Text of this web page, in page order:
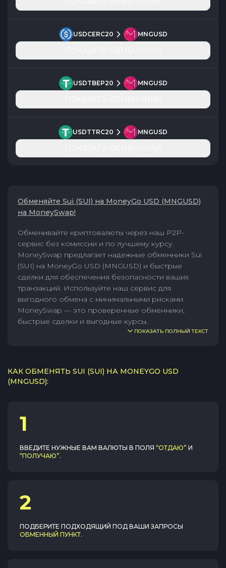
USDCERC20 MNGUSD
USDTBEP20 MNGUSD
USDTTRC20 MNGUSD
Обменяйте Sui (SUI) на MoneyGo USD (MNGUSD)
на MoneySwap!
Обменивайте криптовалюты через наш P2P-
сервис без комиссии и по лучшему курсу.
MoneySwap предлагает надежные обменники Sui
(SUI) на MoneyGo USD (MNGUSD) и быстрые
сделки для обеспечения безопасности ваших
транзакций. Используйте наш сервис для
выгодного обмена с минимальными рисками.
MoneySwap — это проверенные обменники,
быстрые сделки и выгодные курсы.
ПОКАЗАТЬ ПОЛНЫЙ ТЕКСТ
КАК ОБМЕНЯТЬ SUI (SUI) НА MONEYGO USD
(MNGUSD):
1
ВВЕДИТЕ НУЖНЫЕ ВАМ ВАЛЮТЫ В ПОЛЯ “ОТДАЮ” И
“ПОЛУЧАЮ”.
2
ПОДБЕРИТЕ ПОДХОДЯЩИЙ ПОД ВАШИ ЗАПРОСЫ
ОБМЕННЫЙ ПУНКТ.